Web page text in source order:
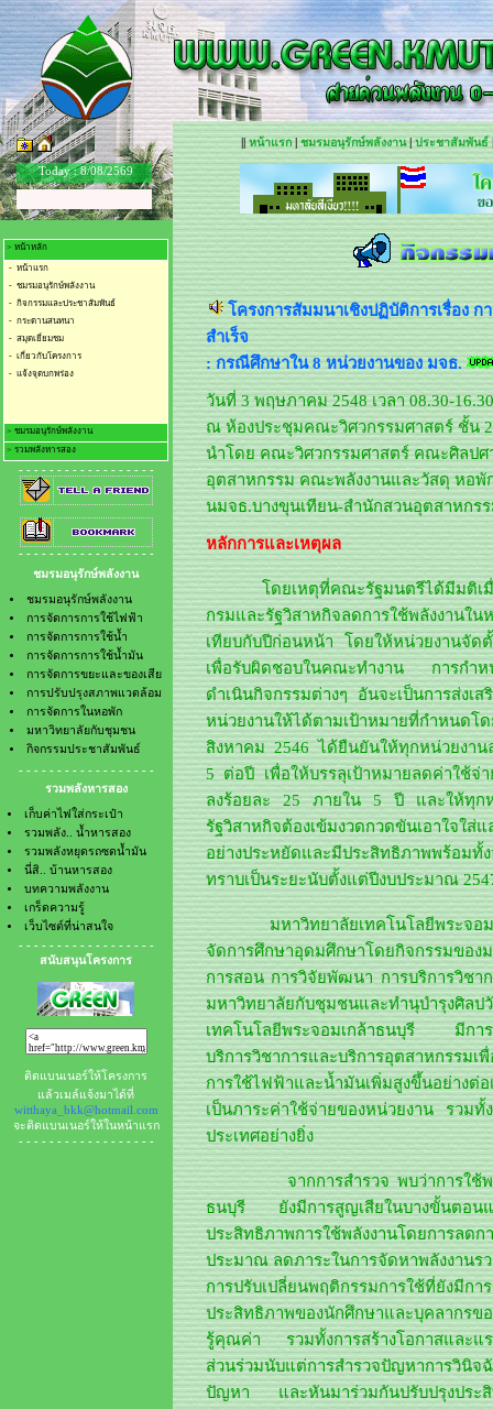
Today :8/08/2569
||หน้าแรก| ชมรมอนุรักษ์พลังงาน| ประชาสัมพันธ์
> หน้าหลัก
- หน้าแรก
- ชมรมอนุรักษ์พลังงาน
- กิจกรรมและประชาสัมพันธ์
- กระดานสนทนา
- สมุดเยี่ยมชม
- เกี่ยวกับโครงการ
- แจ้งจุดบกพร่อง
> ชมรมอนุรักษ์พลังงาน
- ชมรมอนุรักษ์พลังงาน
- การจัดการการใช้ไฟฟ้า
- การจัดการการใช้น้ำ
- การจัดการการใช้น้ำมัน
- การจัดการขยะและของเสีย
- การปรับปรุงสภาพแวดล้อม
- การจัดการในหอพัก
- มหาวิทยาลัยกับชุมชน
- กิจกรรมประชาสัมพันธ์
> รวมพลังหารสอง
- เก็บค่าไฟใส่กระเป๋า
- รวมพลัง.. น้ำหารสอง
- รวมพลังหยุดรถซดน้ำมัน
- นี่สิ.. บ้านหารสอง
- บทความพลังงาน
- เว็บไซต์ที่น่าสนใจ
- - - - - - - - - - - - - - - - - -
- - - - - - - - - - - - - - - - - -
ชมรมอนุรักษ์พลังงาน
ชมรมอนุรักษ์พลังงาน
การจัดการการใช้ไฟฟ้า
การจัดการการใช้น้ำ
การจัดการการใช้น้ำมัน
การจัดการขยะและของเสีย
การปรับปรุงสภาพแวดล้อม
การจัดการในหอพัก
มหาวิทยาลัยกับชุมชน
กิจกรรมประชาสัมพันธ์
- - - - - - - - - - - - - - - - - -
รวมพลังหารสอง
เก็บค่าไฟใส่กระเป๋า
รวมพลัง.. น้ำหารสอง
รวมพลังหยุดรถซดน้ำมัน
นี่สิ.. บ้านหารสอง
บทความพลังงาน
เกร็ดความรู้
เว็บไซต์ที่น่าสนใจ
- - - - - - - - - - - - - - - - - -
สนับสนุนโครงการ
ติดแบนเนอร์ให้โครงการ
แล้วเมล์แจ้งมาได้ที่
witthaya_bkk@hotmail.com
จะติดแบนเนอร์ให้ในหน้าแรก
- - - - - - - - - - - - - - - - - -
โครงการสัมมนาเชิงปฏิบัติการเรื่อง
สำเร็จ
: กรณีศึกษาใน 8 หน่วยงานของ มจธ.
วันที่ 3 พฤษภาคม 2548 เวลา 08.30-
ณ ห้องประชุมคณะวิศวกรรมศาสตร์ ชั้น 2
นำโดย คณะวิศวกรรมศาสตร์ คณะศิลป
อุตสาหกรรม คณะพลังงานและวัสดุ หอ
นมจธ.บางขุนเทียน-สำนักสวนอุตสาหก
หลักการและเหตุผล
โดยเหตุที่คณะรัฐมนตรีได้มีมติเ
กรมและรัฐวิสาหกิจลดการใช้พลังงาน
เทียบกับปีก่อนหน้า โดยให้หน่วยงานจัด
เพื่อรับผิดชอบในคณะทำงาน การกำห
ดำเนินกิจกรรมต่างๆ อันจะเป็นการส่งเ
หน่วยงานให้ได้ตามเป้าหมายที่กำห
สิงหาคม 2546 ได้ยืนยันให้ทุกหน่วยงา
5 ต่อปี เพื่อให้บรรลุเป้าหมายลดค่าใช้
ลงร้อยละ 25 ภายใน 5 ปี และให้ทุกห
รัฐวิสาหกิจต้องเข้มงวดกวดขันเอาใจใส่
อย่างประหยัดและมีประสิทธิภาพพร้อมทั้
ทราบเป็นระยะนับตั้งแต่ปีงบประมาณ
มหาวิทยาลัยเทคโนโลยีพระจอมเกล้
จัดการศึกษาอุดมศึกษาโดยกิจกรรมของ
การสอน การวิจัยพัฒนา การบริการวิชา
มหาวิทยาลัยกับชุมชนและทำนุบำรุงศิ
เทคโนโลยีพระจอมเกล้าธนบุรี มีการ
บริการวิชาการและบริการอุตสาหกรรม
การใช้ไฟฟ้าและน้ำมันเพิ่มสูงขึ้นอย่างต่
เป็นภาระค่าใช้จ่ายของหน่วยงาน รวม
ประเทศอย่างยิ่ง
จากการสำรวจ พบว่าการใช้พลังง
ธนบุรี ยังมีการสูญเสียในบางขั้นตอน
ประสิทธิภาพการใช้พลังงานโดยการ
ประมาณ ลดภาระในการจัดหาพลังงานร
การปรับเปลี่ยนพฤติกรรมการใช้ที่ยังมีก
ประสิทธิภาพของนักศึกษาและบุคลากรข
รู้คุณค่า รวมทั้งการสร้างโอกาสและแร
ส่วนร่วมนับแต่การสำรวจปัญหาการวิ
ปัญหา และหันมาร่วมกันปรับปรุงประสิ